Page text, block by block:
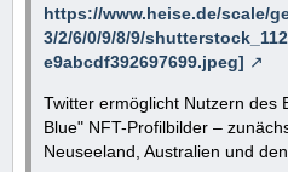
https://www.heise.de/scale/
3/2/6/0/9/8/9/
e9abcdf392697699.jpeg]
Twitter ermöglicht Nutzern des
Blue" NFT-Profilbilder –
Neuseeland, Australien und den